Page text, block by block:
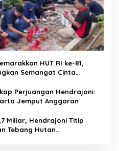
HUT RI ke-81,
Semangat Cinta
Perjuangan Hendrajoni:
Jemput Anggaran
Miliar, Hendrajoni Titip
Tebang Hutan